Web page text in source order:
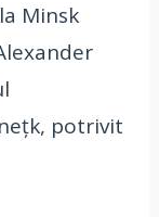
Minsk
potrivit